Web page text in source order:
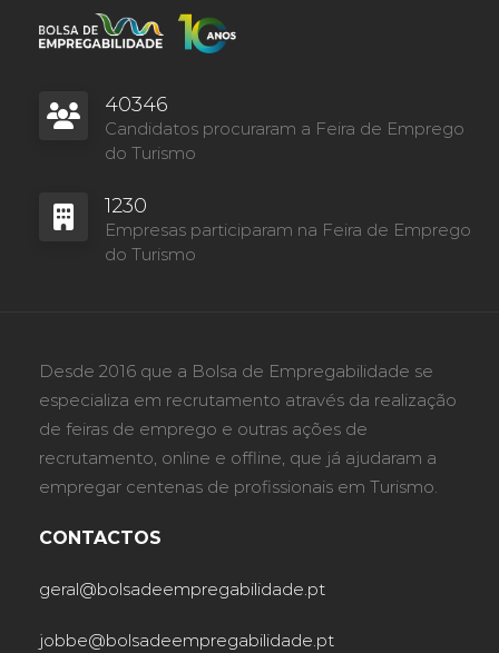
40346
Candidatos procuraram a Feira de Emprego
do Turismo
1230
Empresas participaram na Feira de Emprego
do Turismo
Desde 2016 que a Bolsa de Empregabilidade se
especializa em recrutamento através da realização
de feiras de emprego e outras ações de
recrutamento, online e offline, que já ajudaram a
empregar centenas de profissionais em Turismo.
CONTACTOS
geral@bolsadeempregabilidade.pt
jobbe@bolsadeempregabilidade.pt